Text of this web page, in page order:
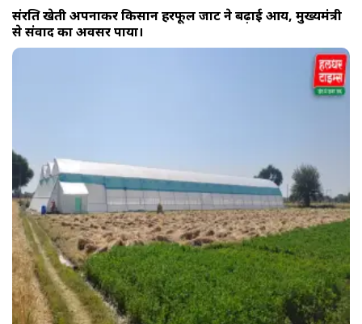
संरक्षित खेती अपनाकर किसान हरफूल जाट ने बढ़ाई आय, मुख्यमंत्री
से संवाद का अवसर पाया।